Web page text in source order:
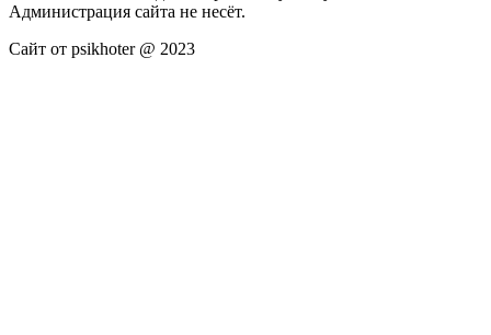
Администрация сайта не несёт.
Сайт от psikhoter @ 2023